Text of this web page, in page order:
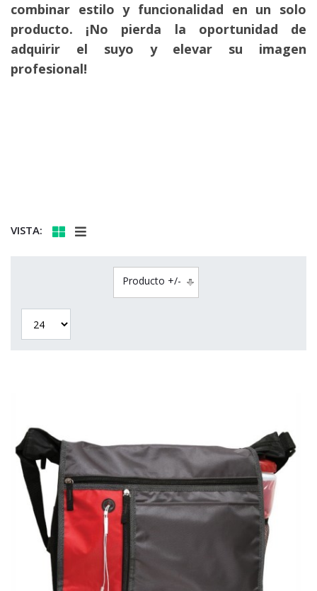
combinar estilo y funcionalidad en un solo
producto. ¡No pierda la oportunidad de
adquirir el suyo y elevar su imagen
profesional!
VISTA:
Producto +/-